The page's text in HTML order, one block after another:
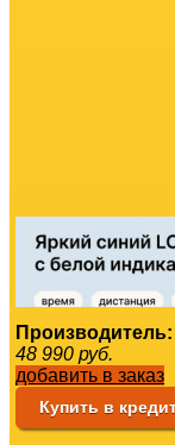
Производитель:
48 990 руб.
добавить в заказ
Купить в